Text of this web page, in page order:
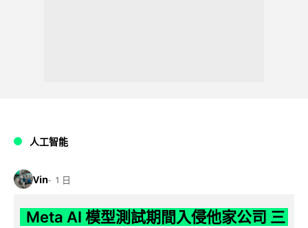
人工智能
Vin 1 日
Meta AI 模型測試期間入侵他家公司 三